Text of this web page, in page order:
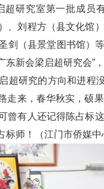
研究室第一批成员
、刘程方（县文化馆
剑（县景堂图书馆）
东新会梁启超研究会
超研究的方向和进程
走来，春华秋实，硕
曾有人还记得陈占标
师！（江门市侨媒中